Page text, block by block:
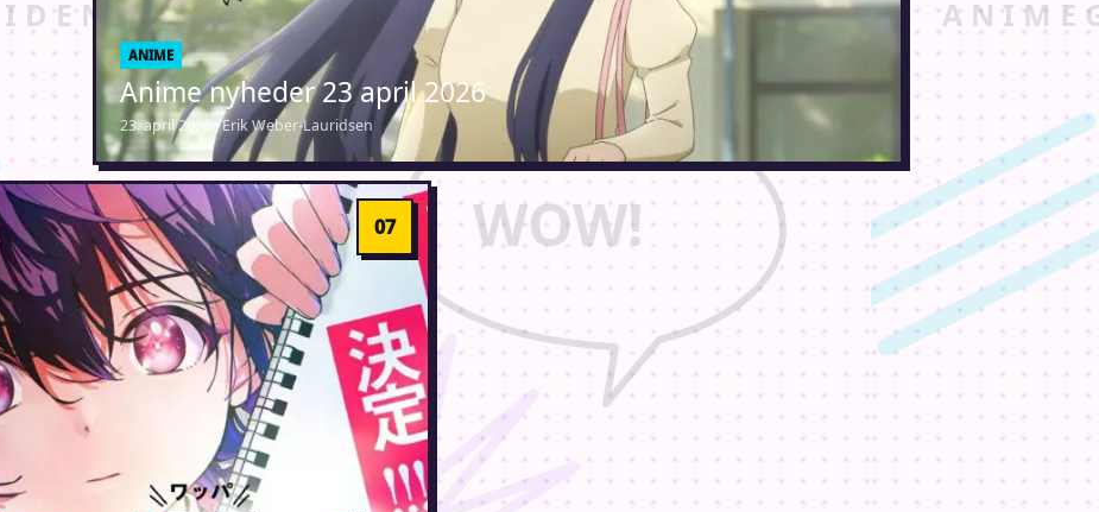
ANIME
Anime nyheder 23 april 2026
23. april 2026 · Erik Weber-Lauridsen